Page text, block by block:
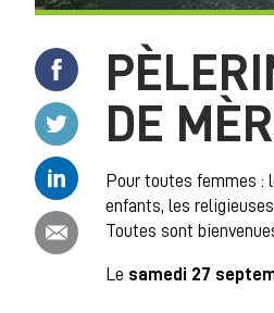
Partager ce
Partager ce
Partager ce contenu
DE
Pour toutes femmes :
enfants, les
Toutes sont
Le samedi 27